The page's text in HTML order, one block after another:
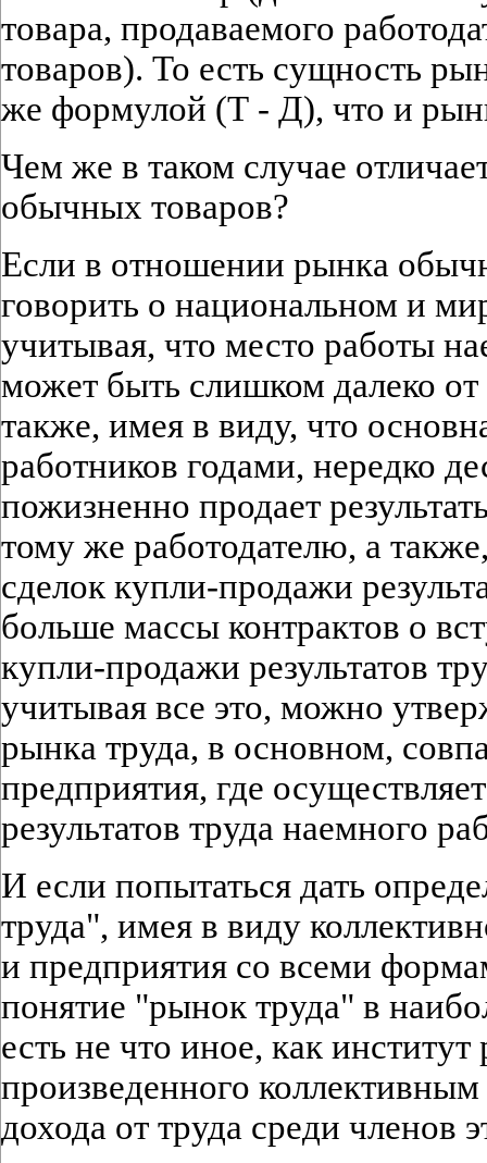
товара, продаваемого
товаров). То есть сущность
же формулой (Т - Д), что и
Чем же в таком случае
обычных товаров?
Если в отношении рынка
говорить о национальном и
учитывая, что место работы
может быть слишком далеко от
также, имея в виду, что
работников годами, нередко
пожизненно продает
тому же работодателю, а
сделок купли-продажи
больше массы контрактов о
купли-продажи результатов
учитывая все это, можно
рынка труда, в основном,
предприятия, где
результатов труда наемного
И если попытаться дать
труда", имея в виду
и предприятия со всеми
понятие "рынок труда" в
есть не что иное, как институт
произведенного
дохода от труда среди членов